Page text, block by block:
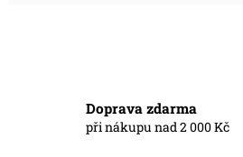
Doprava zdarma
při nákupu nad 2 000 Kč